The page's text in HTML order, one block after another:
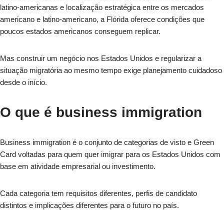
latino-americanas e localização estratégica entre os mercados
americano e latino-americano, a Flórida oferece condições que
poucos estados americanos conseguem replicar.
Mas construir um negócio nos Estados Unidos e regularizar a
situação migratória ao mesmo tempo exige planejamento cuidadoso
desde o início.
O que é business immigration
Business immigration é o conjunto de categorias de visto e Green
Card voltadas para quem quer imigrar para os Estados Unidos com
base em atividade empresarial ou investimento.
Cada categoria tem requisitos diferentes, perfis de candidato
distintos e implicações diferentes para o futuro no país.